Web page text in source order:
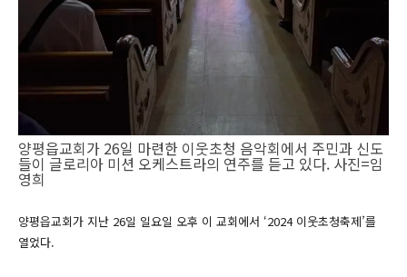
양평읍교회가 26일 마련한 이웃초청 음악회에서 주민과 신도
들이 글로리아 미션 오케스트라의 연주를 듣고 있다. 사진=임
영희
양평읍교회가 지난 26일 일요일 오후 이 교회에서 ‘2024 이웃초청축제’를
열었다.